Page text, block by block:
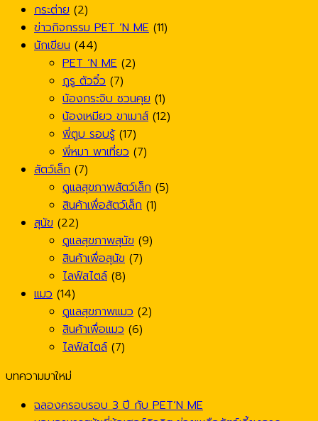
กระต่าย (2)
ข่าวกิจกรรม PET ’N ME (11)
นักเขียน (44)
PET ’N ME (2)
กูรู ตัวจิ๋ว (7)
น้องกระจิบ ชวนคุย (1)
น้องเหมียว ขาเมาส์ (12)
พี่ตูบ รอบรู้(17)
พี่หมา พาเที่ยว (7)
สัตว์เล็ก (7)
ดูแลสุขภาพสัตว์เล็ก (5)
สินค้าเพื่อสัตว์เล็ก (1)
สุนัข (22)
ดูแลสุขภาพสุนัข (9)
สินค้าเพื่อสุนัข (7)
ไลฟ์สไตล์ (8)
แมว (14)
ดูแลสุขภาพแมว (2)
สินค้าเพื่อแมว (6)
ไลฟ์สไตล์ (7)
บทความมาใหม่
ฉลองครอบรอบ 3 ปี กับ PET’N ME